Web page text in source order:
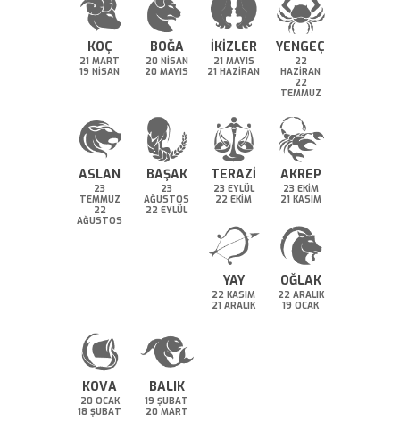
KOÇ
21 MART
19 NİSAN
BOĞA
20 NİSAN
20 MAYIS
İKİZLER
21 MAYIS
21 HAZİRAN
YENGEÇ
22
HAZİRAN
22
TEMMUZ
ASLAN
23
TEMMUZ
22
AĞUSTOS
BAŞAK
23
AĞUSTOS
22 EYLÜL
TERAZİ
23 EYLÜL
22 EKİM
AKREP
23 EKİM
21 KASIM
YAY
22 KASIM
21 ARALIK
OĞLAK
22 ARALIK
19 OCAK
KOVA
20 OCAK
18 ŞUBAT
BALIK
19 ŞUBAT
20 MART